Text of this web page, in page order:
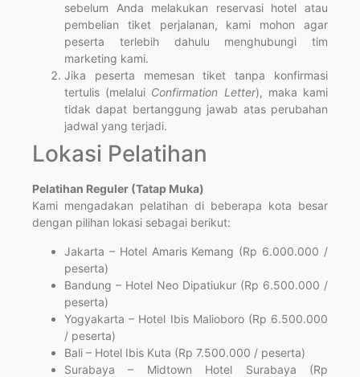
sebelum Anda melakukan reservasi hotel atau
pembelian tiket perjalanan, kami mohon agar
peserta terlebih dahulu menghubungi tim
marketing kami.
Jika peserta memesan tiket tanpa konfirmasi
tertulis (melalui Confirmation Letter), maka kami
tidak dapat bertanggung jawab atas perubahan
jadwal yang terjadi.
Lokasi Pelatihan
Pelatihan Reguler (Tatap Muka)
Kami mengadakan pelatihan di beberapa kota besar
dengan pilihan lokasi sebagai berikut:
Jakarta – Hotel Amaris Kemang (Rp 6.000.000 /
peserta)
Bandung – Hotel Neo Dipatiukur (Rp 6.500.000 /
peserta)
Yogyakarta – Hotel Ibis Malioboro (Rp 6.500.000
/ peserta)
Bali – Hotel Ibis Kuta (Rp 7.500.000 / peserta)
Surabaya – Midtown Hotel Surabaya (Rp